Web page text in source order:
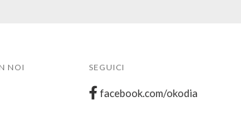
NOI SEGUICI
facebook.com/okodia